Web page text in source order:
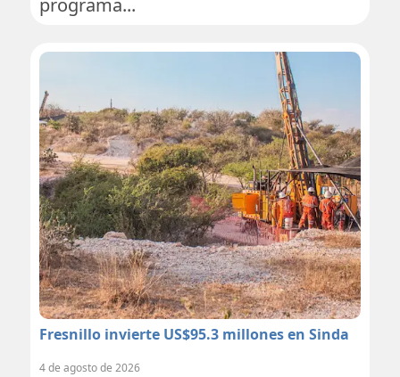
programa...
Fresnillo invierte US$95.3 millones en Sinda
4 de agosto de 2026